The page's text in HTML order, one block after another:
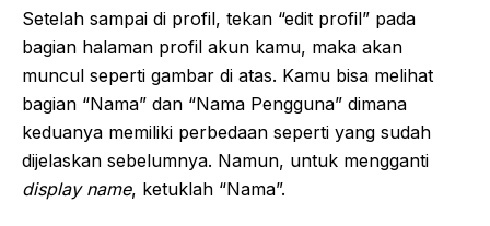
Setelah sampai di profil, tekan “edit profil” pada
bagian halaman profil akun kamu, maka akan
muncul seperti gambar di atas. Kamu bisa melihat
bagian “Nama” dan “Nama Pengguna” dimana
keduanya memiliki perbedaan seperti yang sudah
dijelaskan sebelumnya. Namun, untuk mengganti
display name, ketuklah “Nama”.